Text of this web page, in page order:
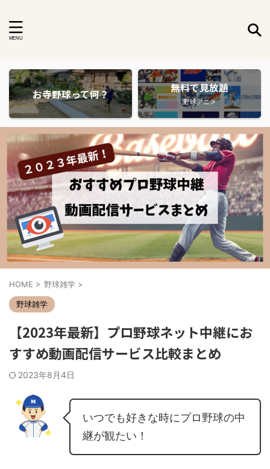
お寺野球って何？ 無料で見放題
野球アニメ
HOME > 野球雑学 >
野球雑学
【2023年最新】プロ野球ネット中継にお
すすめ動画配信サービス比較まとめ
2023年8月4日
いつでも好きな時にプロ野球の中
継が観たい！